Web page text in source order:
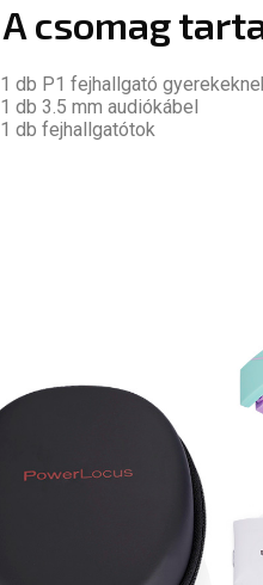
A csomag
1 db P1 fejhallgató
1 db 3.5 mm audiókábel
1 db fejhallgatótok